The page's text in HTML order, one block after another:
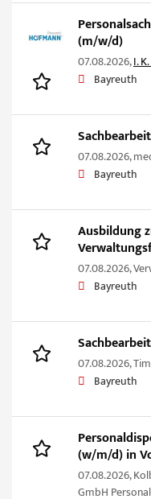
(m/w/d)
07.08.2026,I.
Bayreuth
07.08.2026,
Bayreuth
Ausbildung
07.08.2026,
Bayreuth
07.08.2026,
Bayreuth
(w/m/d) in
07.08.2026,
GmbH